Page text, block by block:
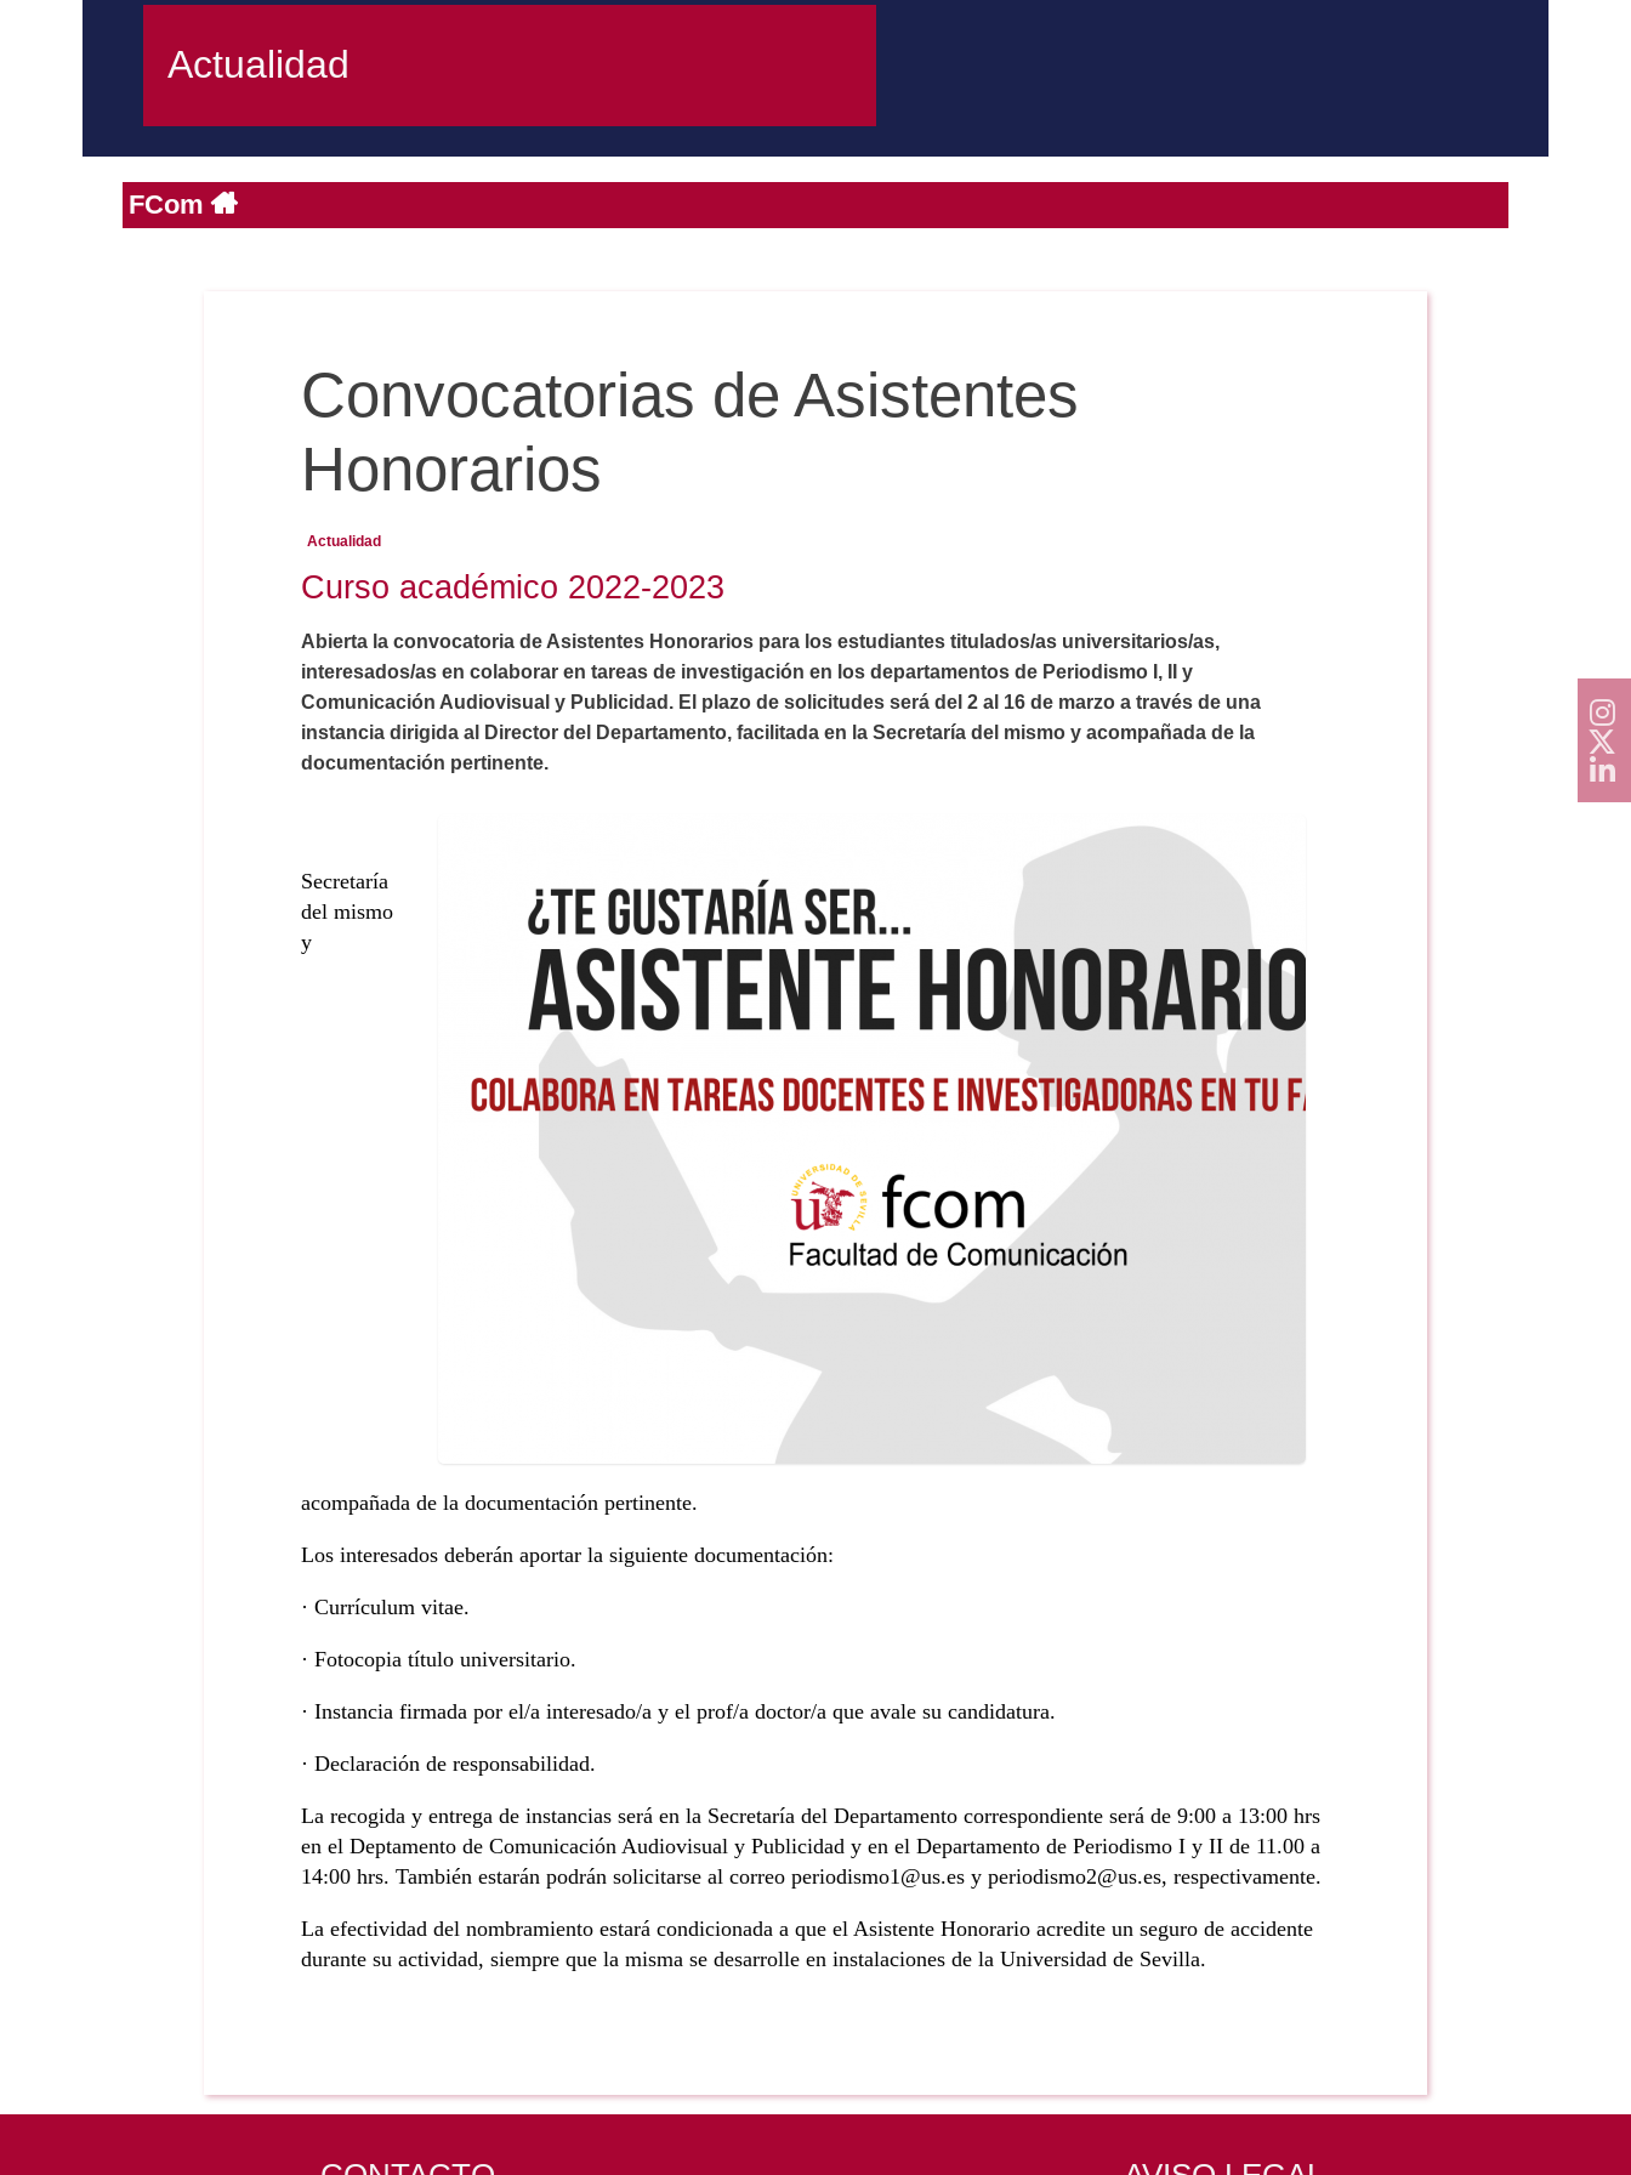
Actualidad
FCom
Convocatorias de Asistentes
Honorarios
Actualidad
Curso académico 2022-2023
Abierta la convocatoria de Asistentes Honorarios para los estudiantes titulados/as universitarios/as,
interesados/as en colaborar en tareas de investigación en los departamentos de Periodismo I, II y
Comunicación Audiovisual y Publicidad. El plazo de solicitudes será del 2 al 16 de marzo a través de una
instancia dirigida al Director del Departamento, facilitada en la Secretaría del mismo y acompañada de la
documentación pertinente.
Secretaría
del mismo
y
acompañada de la documentación pertinente.
Los interesados deberán aportar la siguiente documentación:
· Currículum vitae.
· Fotocopia título universitario.
· Instancia firmada por el/a interesado/a y el prof/a doctor/a que avale su candidatura.
· Declaración de responsabilidad.
La recogida y entrega de instancias será en la Secretaría del Departamento correspondiente será de 9:00 a 13:00 hrs
en el Deptamento de Comunicación Audiovisual y Publicidad y en el Departamento de Periodismo I y II de 11.00 a
14:00 hrs. También estarán podrán solicitarse al correo periodismo1@us.es y periodismo2@us.es, respectivamente.
La efectividad del nombramiento estará condicionada a que el Asistente Honorario acredite un seguro de accidente
durante su actividad, siempre que la misma se desarrolle en instalaciones de la Universidad de Sevilla.